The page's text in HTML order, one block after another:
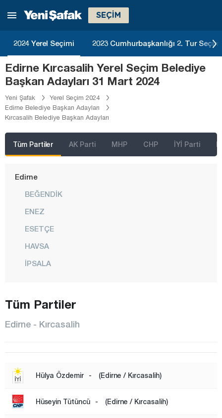
SEÇİM
2024 Yerel Seçimi 2023 Cumhurbaşkanlığı 2. Tur
Edirne Kırcasalih Yerel Seçim Belediye
Başkan Adayları 31 Mart 2024
Yeni Şafak
Yerel Seçim 2024
Edirne Belediye Başkan Adayları
Kırcasalih Belediye Başkan Adayları
Tüm Partiler AK Parti MHP CHP İYİ Parti
Bolu
Çanakkale
Çankırı
Çorum
Denizli
Düzce
Edirne
BEĞENDİK
ENEZ
ESETÇE
HAVSA
İPSALA
KIRCASALİH
KÜPLÜ
MERİÇ
MERKEZ
SÜLOĞLU
Tüm Partiler
Edirne - Kırcasalih
Hülya Özdemir - (Edirne / Kırcasalih)
Hüseyin Tütüncü - (Edirne / Kırcasalih)